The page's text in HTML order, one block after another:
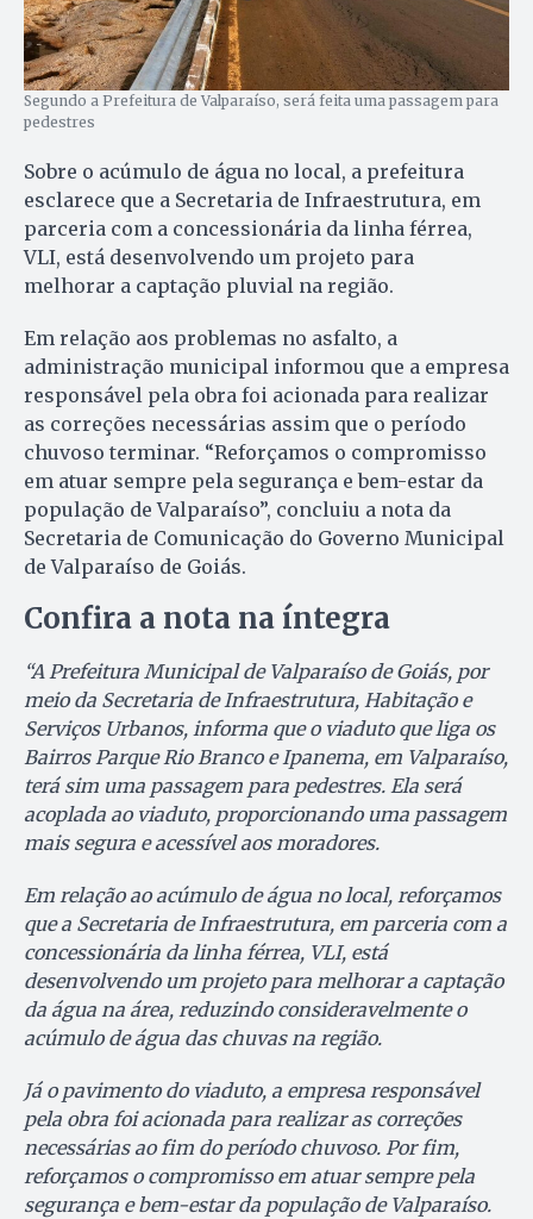
Segundo a Prefeitura de Valparaíso, será feita uma passagem para
pedestres
Sobre o acúmulo de água no local, a prefeitura
esclarece que a Secretaria de Infraestrutura, em
parceria com a concessionária da linha férrea,
VLI, está desenvolvendo um projeto para
melhorar a captação pluvial na região.
Em relação aos problemas no asfalto, a
administração municipal informou que a empresa
responsável pela obra foi acionada para realizar
as correções necessárias assim que o período
chuvoso terminar. “Reforçamos o compromisso
em atuar sempre pela segurança e bem-estar da
população de Valparaíso”, concluiu a nota da
Secretaria de Comunicação do Governo Municipal
de Valparaíso de Goiás.
Confira a nota na íntegra
“A Prefeitura Municipal de Valparaíso de Goiás, por
meio da Secretaria de Infraestrutura, Habitação e
Serviços Urbanos, informa que o viaduto que liga os
Bairros Parque Rio Branco e Ipanema, em Valparaíso,
terá sim uma passagem para pedestres. Ela será
acoplada ao viaduto, proporcionando uma passagem
mais segura e acessível aos moradores.
Em relação ao acúmulo de água no local, reforçamos
que a Secretaria de Infraestrutura, em parceria com a
concessionária da linha férrea, VLI, está
desenvolvendo um projeto para melhorar a captação
da água na área, reduzindo consideravelmente o
acúmulo de água das chuvas na região.
Já o pavimento do viaduto, a empresa responsável
pela obra foi acionada para realizar as correções
necessárias ao fim do período chuvoso. Por fim,
reforçamos o compromisso em atuar sempre pela
segurança e bem-estar da população de Valparaíso.